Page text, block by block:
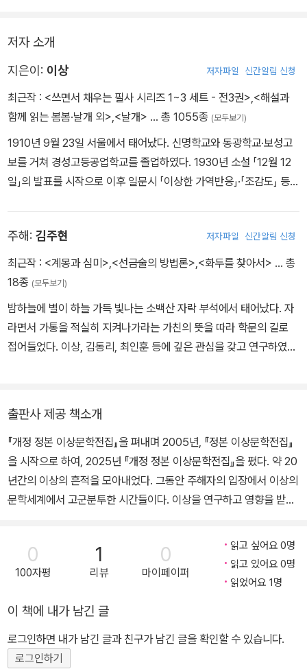
저자 소개
지은이: 이상 저자파일 신간알림 신청
최근작 : <쓰면서 채우는 필사 시리즈 1~3 세트 - 전3권>,<해설과
함께 읽는 봄봄·날개 외>,<날개> … 총 1055종 (모두보기)
1910년 9월 23일 서울에서 태어났다. 신명학교와 동광학교·보성고
보를 거쳐 경성고등공업학교를 졸업하였다. 1930년 소설 「12월 12
일」의 발표를 시작으로 이후 일문시 「이상한 가역반응」·「조감도」 등을
녀와의 삶을 바탕으로 「지주회시」·「날개」·「봉별기」를 썼다. 1934년
『조선중앙일보』에 「오감도」를 발표하였으나 독자들의 거센 반발로 1
5편 연재로 그만두게 된다. 1935년에는 성천을 기행하였으며, 이를
설』을 편집하였고, 「날개」를 발표하여 일약 문단의 총아로 떠올랐으
며, 「위독」·「동해」·「종생기」 등 뛰어난 작품들을 창작하였다. 10월에
동경으로 건너갔으며, 「실화」·「동경」 등을 창작하였다. 1937년 2월
주해: 김주현 저자파일 신간알림 신청
최근작 : <계몽과 심미>,<선금술의 방법론>,<화두를 찾아서> … 총
18종 (모두보기)
밤하늘에 별이 하늘 가득 빛나는 소백산 자락 부석에서 태어났다. 자
라면서 가통을 적실히 지켜나가라는 가친의 뜻을 따라 학문의 길로
접어들었다. 이상, 김동리, 최인훈 등에 깊은 관심을 갖고 연구하였으
의 삶과 문학』, 『화두를 찾아서－문학의 화두, 삶의 화두』, 『신채호
문학 주해』, 『선금술의 방법론－신채호의 문학을 넘어』, 『선금술의
방법론 2－춘원, 이상과 동리의 문학을 넘어』, 『계몽과 심미－한국
현대 작가·작품론』 등이 있고, 엮은 책으로는 『이상단편선－날개』,
『백세 노승의 미인담』, 『단재신채호전집』, 『그리운 그 이름, 이상』(공
출판사 제공 책소개
『개정 정본 이상문학전집』을 펴내며 2005년, 『정본 이상문학전집』
을 시작으로 하여, 2025년 『개정 정본 이상문학전집』을 폈다. 약 20
년간의 이상의 흔적을 모아내었다. 그동안 주해자의 입장에서 이상의
문학세계에서 고군분투한 시간들이다. 이상을 연구하고 영향을 받을
권은 약 56편의 이상 시를 담았다. 새롭게 전집의 판을 짜고, 일부 오
자를 수정(일문시 제목 ‘烏瞰圖’를 ‘鳥瞰圖’로 수정, 「오감도 시 제
3호」의 ‘싸훔’을 ‘싸홈’으로 수정)하였고, 일문시 원문에 대해 정밀한
서 교정에 놓친 부분이 적지 않았다. 그리고 새로운 이상전집(뿔, 20
09)이 나왔는데, 이번에 그 전집(전집(5)로 표기)의 일부 주석도 참
고하였다. 이전 전집에서 당시 조악한 영인본이나 복사본을 바탕으로
0
100자평
1
리뷰
0
마이페이퍼
읽고 싶어요 0명
읽고 있어요 0명
읽었어요 1명
이 책에 내가 남긴 글
로그인하면 내가 남긴 글과 친구가 남긴 글을 확인할 수 있습니다.
로그인하기